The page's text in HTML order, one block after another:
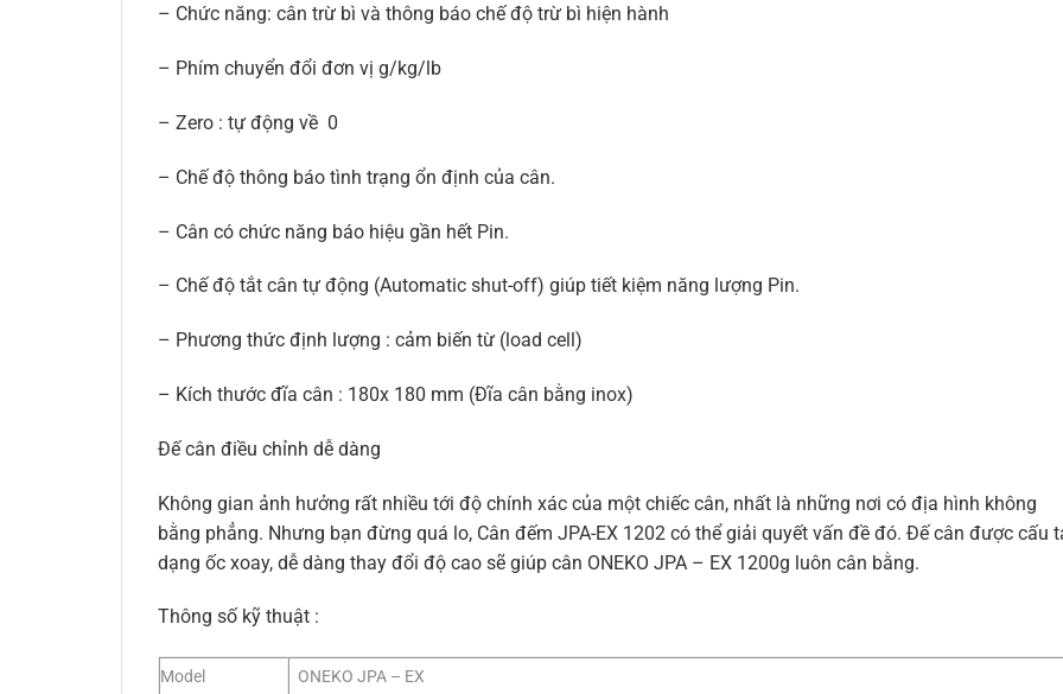
– Chức năng: cân trừ bì và thông báo chế độ trừ bì hiện hành
– Phím chuyển đổi đơn vị g/kg/lb
– Zero : tự động về 0
– Chế độ thông báo tình trạng ổn định của cân.
– Cân có chức năng báo hiệu gần hết Pin.
– Chế độ tắt cân tự động (Automatic shut-off) giúp tiết kiệm năng lượng Pin.
– Phương thức định lượng : cảm biến từ (load cell)
– Kích thước đĩa cân : 180x 180 mm (Đĩa cân bằng inox)
Đế cân điều chỉnh dễ dàng
Không gian ảnh hưởng rất nhiều tới độ chính xác của một chiếc cân, nhất là những nơi có địa hình không
bằng phẳng. Nhưng bạn đừng quá lo, Cân đếm JPA-EX 1202 có thể giải quyết vấn đề đó. Đế cân được cấu
dạng ốc xoay, dễ dàng thay đổi độ cao sẽ giúp cân ONEKO JPA – EX 1200g luôn cân bằng.
Thông số kỹ thuật :
Model
ONEKO JPA – EX